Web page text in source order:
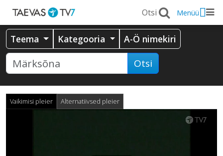
Menüü
Teema Kategooria A-Ö nimekiri
Otsi
Vaikimisi pleier Alternatiivsed pleier